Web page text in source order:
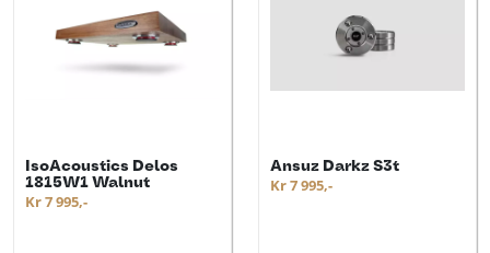
IsoAcoustics Delos
1815W1 Walnut
Kr 7 995,-
Ansuz Darkz S3t
Kr 7 995,-